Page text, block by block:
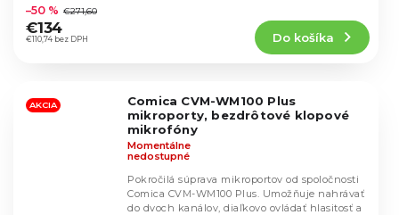
hodnotenie
produktu
je
hviezdičiek.
€110,74 bez DPH
–50 % €271,60
€134
Do košíka
AKCIA
Comica CVM-WM100 Plus
mikroporty, bezdrôtové klopové
mikrofóny
Momentálne
nedostupné
Pokročilá súprava mikroportov od spoločnosti
Comica CVM-WM100 Plus. Umožňuje nahrávať
do dvoch kanálov, diaľkovo ovládať hlasitosť a